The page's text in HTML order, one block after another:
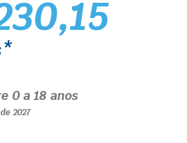
0 a 18 anos
2027